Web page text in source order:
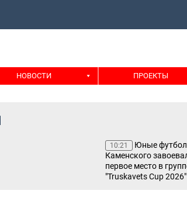
НОВОСТИ ПРОЕКТЫ
10:21
Юные
Каменского
первое место в
"Truskavets Cup 2026"